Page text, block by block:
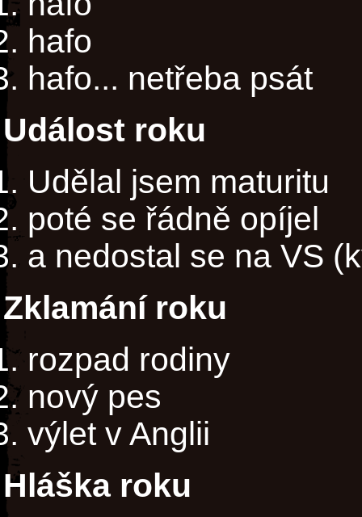
hafo
hafo... netřeba psát
Událost roku
Udělal jsem maturitu
poté se řádně opíjel
a nedostal se na VS
Zklamání roku
rozpad rodiny
nový pes
výlet v Anglii
Hláška roku